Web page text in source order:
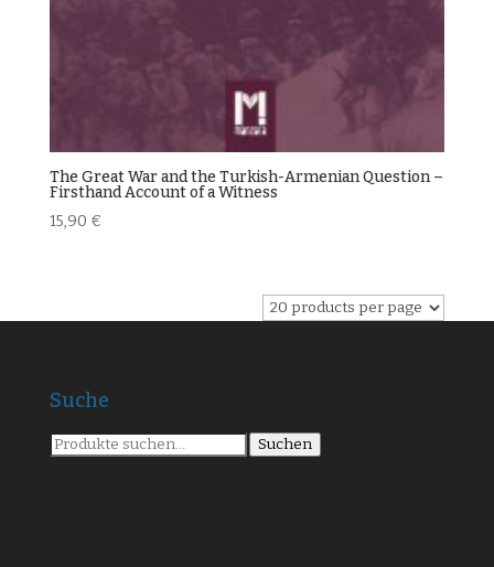
The Great War and the Turkish-Armenian Question –
Firsthand Account of a Witness
15,90 €
Suche
Suche
nach:
Suchen